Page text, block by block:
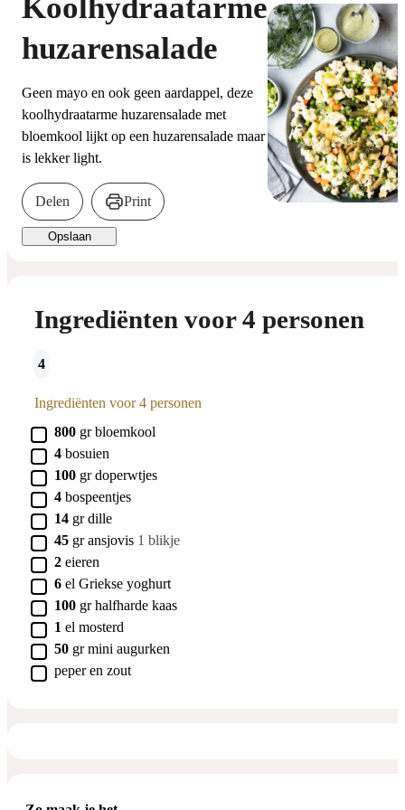
Koolhydraatarme
huzarensalade
Geen mayo en ook geen aardappel, deze
koolhydraatarme huzarensalade met
bloemkool lijkt op een huzarensalade maar
is lekker light.
Delen Print
Opslaan
Ingrediënten voor 4 personen
4
Ingrediënten voor 4 personen
▢
800 gr bloemkool
▢
4 bosuien
▢
100 gr doperwtjes
▢
4 bospeentjes
▢
14 gr dille
▢
45 gr ansjovis 1 blikje
▢
2 eieren
▢
6 el Griekse yoghurt
▢
100 grhalfharde kaas
▢
1 el mosterd
▢
50 gr mini augurken
▢
peper en zout